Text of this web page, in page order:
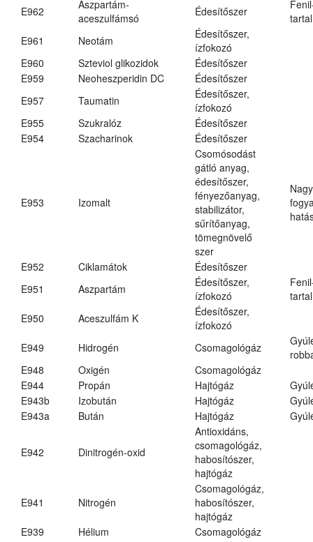
E962
Aszpartám-
aceszulfámsó
Édesítőszer
E961
Neotám
Édesítőszer,
ízfokozó
E960
Szteviol glikozidok
Édesítőszer
E959
Neoheszperidin DC
Édesítőszer
E957
Taumatin
Édesítőszer,
ízfokozó
E955
Szukralóz
Édesítőszer
E954
Szacharinok Édesítőszer
E953 Izomalt
Csomósodást
gátló anyag,
édesítőszer,
fényezőanyag,
stabilizátor,
sűrítőanyag,
tömegnövelő
szer
E952 Ciklamátok
Édesítőszer
E951
Aszpartám
Édesítőszer,
ízfokozó
E950
Aceszulfám K
Édesítőszer,
ízfokozó
E949
Hidrogén Csomagológáz
E948
Oxigén
Csomagológáz
E944
Propán Hajtógáz
E943b
Izobután Hajtógáz
E943a
Bután Hajtógáz
E942 Dinitrogén-oxid
Antioxidáns,
csomagológáz,
habosítószer,
hajtógáz
E941 Nitrogén
Csomagológáz,
habosítószer,
hajtógáz
E939
Hélium
Csomagológáz